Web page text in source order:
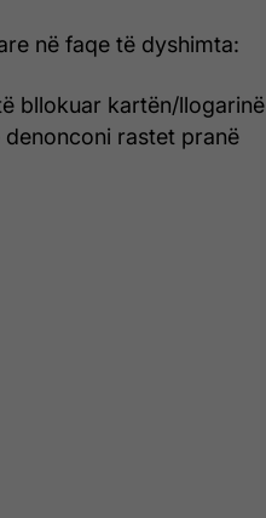
në faqe të dyshimta:
bllokuar kartën/llogarinë
rastet pranë